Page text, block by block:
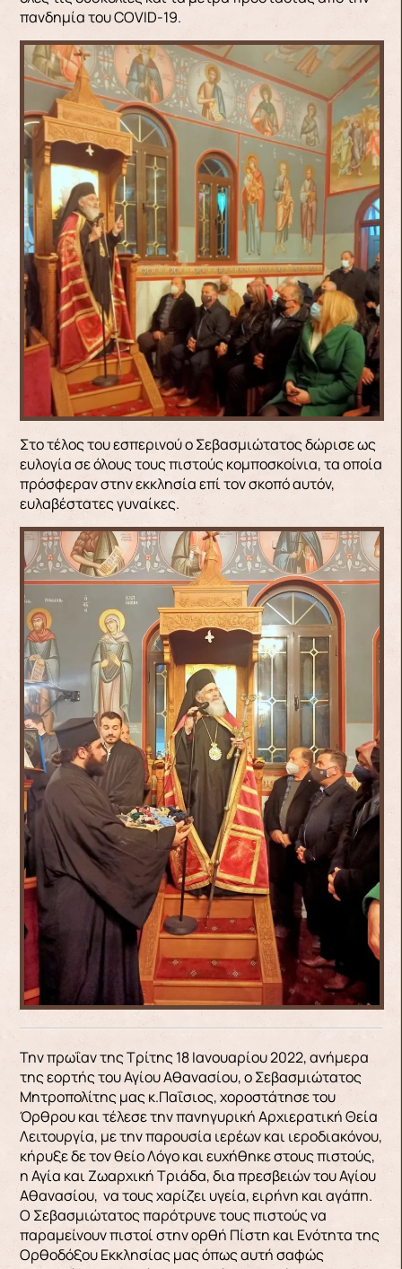
πανδημία του COVID-19.
Στο τέλος του εσπερινού ο Σεβασμιώτατος δώρισε ως
ευλογία σε όλους τους πιστούς κομποσκοίνια, τα οποία
πρόσφεραν στην εκκλησία επί τον σκοπό αυτόν,
ευλαβέστατες γυναίκες.
Την πρωΐαν της Τρίτης 18 Ιανουαρίου 2022, ανήμερα
της εορτής του Αγίου Αθανασίου, ο Σεβασμιώτατος
Μητροπολίτης μας κ.Παΐσιος, χοροστάτησε του
Όρθρου και τέλεσε την πανηγυρική Αρχιερατική Θεία
Λειτουργία, με την παρουσία ιερέων και ιεροδιακόνου,
κήρυξε δε τον θείο Λόγο και ευχήθηκε στους πιστούς,
η Αγία και Ζωαρχική Τριάδα, δια πρεσβειών του Αγίου
Αθανασίου, να τους χαρίζει υγεία, ειρήνη και αγάπη.
Ο Σεβασμιώτατος παρότρυνε τους πιστούς να
παραμείνουν πιστοί στην ορθή Πίστη και Ενότητα της
Ορθοδόξου Εκκλησίας μας όπως αυτή σαφώς